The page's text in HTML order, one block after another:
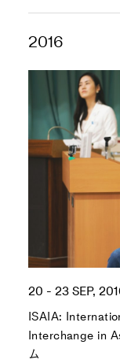
2016
20 - 23 SEP,
ISAIA:
Interchange in
ム